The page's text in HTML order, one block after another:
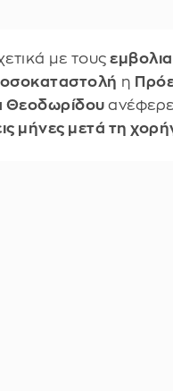
με τους
η
Θεοδωρίδου
μήνες μετά τη